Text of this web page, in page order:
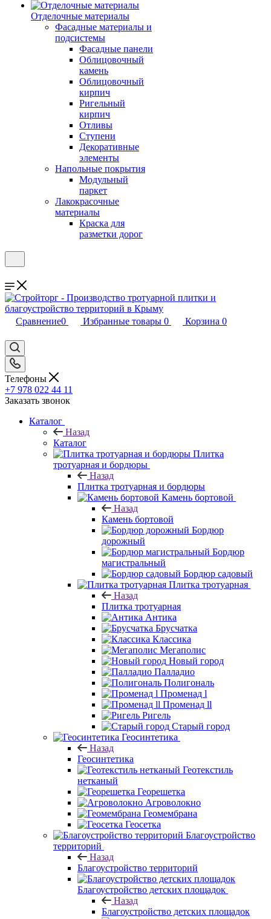
Отделочные материалы
Фасадные материалы и
подсистемы
Фасадные панели
Облицовочный
камень
Облицовочный
кирпич
Ригельный
кирпич
Отливы
Ступени
Декоративные
элементы
Напольные покрытия
Модульный
паркет
Лакокрасочные
материалы
Краска для
разметки дорог
Сравнение0 Избранные товары 0 Корзина 0
Телефоны
+7 978 022 44 11
Заказать звонок
Каталог
Назад
Каталог
Плитка
тротуарная и бордюры
Назад
Плитка тротуарная и бордюры
Камень бортовой
Назад
Камень бортовой
Бордюр
дорожный
Бордюр
магистральный
Бордюр садовый
Плитка тротуарная
Назад
Плитка тротуарная
Антика
Брусчатка
Классика
Мегаполис
Новый город
Палладио
Полигональ
Променад l
Променад ll
Ригель
Старый город
Геосинтетика
Назад
Геосинтетика
Геотекстиль
нетканый
Георешетка
Агроволокно
Геомембрана
Геосетка
Благоустройство
территорий
Назад
Благоустройство территорий
Благоустройство детских площадок
Назад
Благоустройство детских площадок